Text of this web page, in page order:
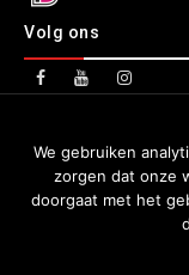
Volg ons
We gebruiken
zorgen dat onze
doorgaat met het